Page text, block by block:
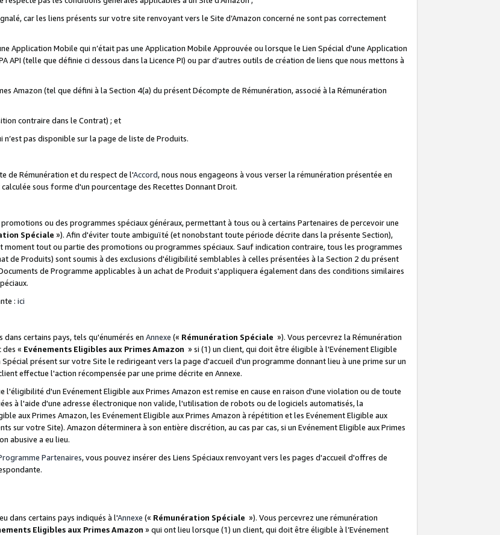
car les liens présents sur votre site renvoyant vers le Site d’Amazon concerné ne sont pas correctement
Application Mobile qui n’était pas une Application Mobile Approuvée ou lorsque le Lien Spécial d'une Application
API (telle que définie ci dessous dans la Licence PI) ou par d’autres outils de création de liens que nous mettons à
Amazon (tel que défini à la Section 4(a) du présent Décompte de Rémunération, associé à la Rémunération
contraire dans le Contrat) ; et
pas disponible sur la page de liste de Produits.
de Rémunération et du respect de l'Accord, nous nous engageons à vous verser la rémunération présentée en
calculée sous forme d'un pourcentage des Recettes Donnant Droit.
ou des programmes spéciaux généraux, permettant à tous ou à certains Partenaires de percevoir une
Spéciale »). Afin d'éviter toute ambiguïté (et nonobstant toute période décrite dans la présente Section),
tout ou partie des promotions ou programmes spéciaux. Sauf indication contraire, tous les programmes
de Produits) sont soumis à des exclusions d'éligibilité semblables à celles présentées à la Section 2 du présent
de Programme applicables à un achat de Produit s'appliquera également dans des conditions similaires
: ici
certains pays, tels qu'énumérés en Annexe (« Rémunération Spéciale »). Vous percevrez la Rémunération
des « Evénements Eligibles aux Primes Amazon » si (1) un client, qui doit être éligible à l'Evénement Eligible
Spécial présent sur votre Site le redirigeant vers la page d'accueil d'un programme donnant lieu à une prime sur un
effectue l'action récompensée par une prime décrite en Annexe.
l'éligibilité d'un Evénement Eligible aux Primes Amazon est remise en cause en raison d'une violation ou de toute
à l'aide d'une adresse électronique non valide, l'utilisation de robots ou de logiciels automatisés, la
aux Primes Amazon, les Evénement Eligible aux Primes Amazon à répétition et les Evénement Eligible aux
sur votre Site). Amazon déterminera à son entière discrétion, au cas par cas, si un Evénement Eligible aux Primes
abusive a eu lieu.
Partenaires, vous pouvez insérer des Liens Spéciaux renvoyant vers les pages d'accueil d'offres de
dans certains pays indiqués à l'Annexe (« Rémunération Spéciale »). Vous percevrez une rémunération
Eligibles aux Primes Amazon » qui ont lieu lorsque (1) un client, qui doit être éligible à l’Evénement